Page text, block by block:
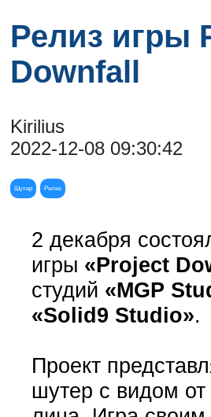
Релиз игры
Downfall
Kirilius
2022-12-08 09:30:42
Шутер Релиз
2 декабря
игры «Project
студий «MGP
«Solid9 Studio».
Проект
шутер с видом от